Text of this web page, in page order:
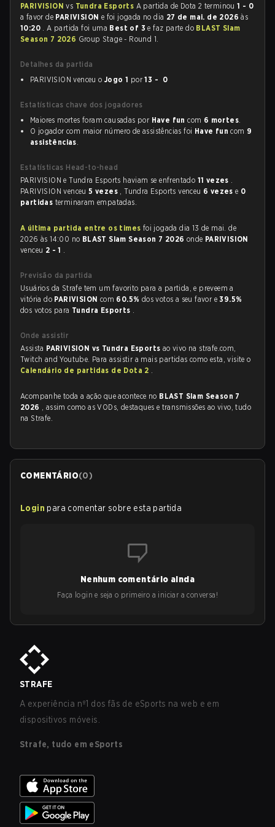
PARIVISIONvs Tundra Esports A partida de Dota 2 terminou1 - 0
a favor de PARIVISION e foi jogada no dia 27 de mai. de 2026às
10:20 . A partida foi uma Best of 3e faz parte do BLAST Slam
Season 7 2026 Group Stage - Round 1.
Detalhes da partida
PARIVISION venceu o Jogo 1 por13 - 0
Estatísticas chave dos jogadores
Maiores mortes foram causadas por Have fun com 6 mortes.
O jogador com maior número de assistências foi Have fun com 9
assistências.
Estatísticas Head-to-head
PARIVISION e Tundra Esports haviam se enfrentado 11 vezes .
PARIVISION venceu5 vezes , Tundra Esports venceu 6 vezese 0
partidas terminaram empatadas.
A última partida entre os times foi jogada dia 13 de mai. de
2026 às 14:00 no BLAST Slam Season 7 2026 onde PARIVISION
venceu 2 - 1 .
Previsão da partida
Usuários da Strafe tem um favorito para a partida, e preveem a
vitória do PARIVISION com 60.5% dos votos a seu favor e39.5%
dos votos para Tundra Esports .
Onde assistir
Assista PARIVISION vs Tundra Esports ao vivo na strafe.com,
Twitch and Youtube. Para assistir a mais partidas como esta, visite o
Calendário de partidas de Dota 2 .
Acompanhe toda a ação que acontece no BLAST Slam Season 7
2026 , assim como as VODs, destaques e transmissões ao vivo, tudo
na Strafe.
COMENTÁRIO(0)
Login para comentar sobre esta partida
Nenhum comentário ainda
Faça login e seja o primeiro a iniciar a conversa!
STRAFE
A experiência nº1 dos fãs de eSports na web e em
dispositivos móveis.
Strafe, tudo em eSports